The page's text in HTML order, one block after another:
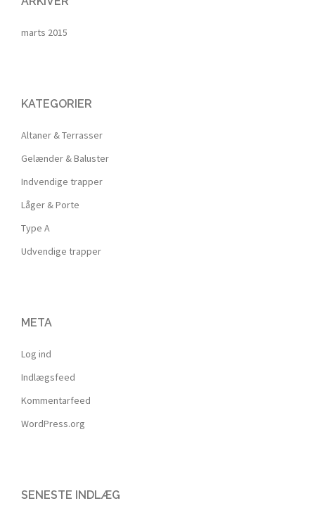
marts 2015
KATEGORIER
Altaner & Terrasser
Gelænder & Baluster
Indvendige trapper
Låger & Porte
Type A
Udvendige trapper
META
Log ind
Indlægsfeed
Kommentarfeed
WordPress.org
SENESTE INDLÆG